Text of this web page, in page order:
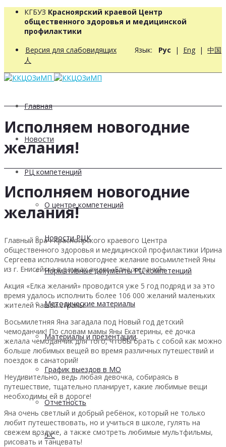
КГБУЗ Красноярский краевой Центр
общественного здоровья и медицинской
профилактики
Версия для слабовидящих Язык: Рус | Eng | 中国
人
Главная
Новости
РЦ компетенций
О центре компетенций
Новости РЦК
Нормативные документы РЦ компетенций
Методические материалы
Материалы и презентации
График выездов в МО
Отчетность
5 С
Исполняем новогодние
желания!
Исполняем новогодние
желания!
Главный врач Красноярского краевого Центра
общественного здоровья и медицинской профилактики Ирина
Сергеева исполнила новогоднее желание восьмилетней Яны
из г. Енисейска в рамках акции «Елка желаний».
Акция «Елка желаний» проводится уже 5 год подряд и за это
время удалось исполнить более 106 000 желаний маленьких
жителей нашей страны.
Восьмилетняя Яна загадала под Новый год детский
чемоданчик! По словам мамы Яны Екатерины, её дочка
желала чемоданчик для того, чтобы брать с собой как можно
больше любимых вещей во время различных путешествий и
поездок в санаторий!
Неудивительно, ведь любая девочка, собираясь в
путешествие, тщательно планирует, какие любимые вещи
необходимы ей в дороге!
Яна очень светлый и добрый ребёнок, который не только
любит путешествовать, но и учиться в школе, гулять на
свежем воздухе, а также смотреть любимые мультфильмы,
рисовать и танцевать!